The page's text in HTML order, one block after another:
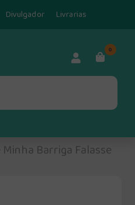
Divulgador Livrarias
0
Minha Barriga Falasse